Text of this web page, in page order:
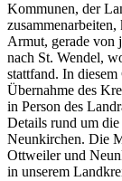
Kommunen, der
Armut, gerade von
nach St. Wendel,
stattfand. In
Übernahme des
in Person des
Details rund um
Neunkirchen. Die
Ottweiler und
in unserem